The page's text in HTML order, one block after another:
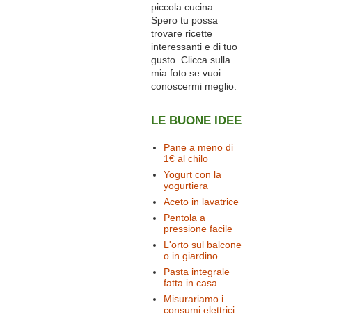
piccola cucina.
Spero tu possa
trovare ricette
interessanti e di tuo
gusto. Clicca sulla
mia foto se vuoi
conoscermi meglio.
LE BUONE IDEE
Pane a meno di
1€ al chilo
Yogurt con la
yogurtiera
Aceto in lavatrice
Pentola a
pressione facile
L'orto sul balcone
o in giardino
Pasta integrale
fatta in casa
Misurariamo i
consumi elettrici